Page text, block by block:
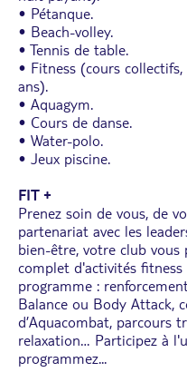
• Pétanque.
• Beach-volley.
• Tennis de table.
• Fitness (cours
ans).
• Aquagym.
• Cours de danse.
• Water-polo.
• Jeux piscine.
FIT +
Prenez soin de vous, de
partenariat avec les
bien-être, votre club
complet d'activités fitness
programme :
Balance ou Body Attack,
d’Aquacombat, parcours
relaxation… Participez à
programmez...